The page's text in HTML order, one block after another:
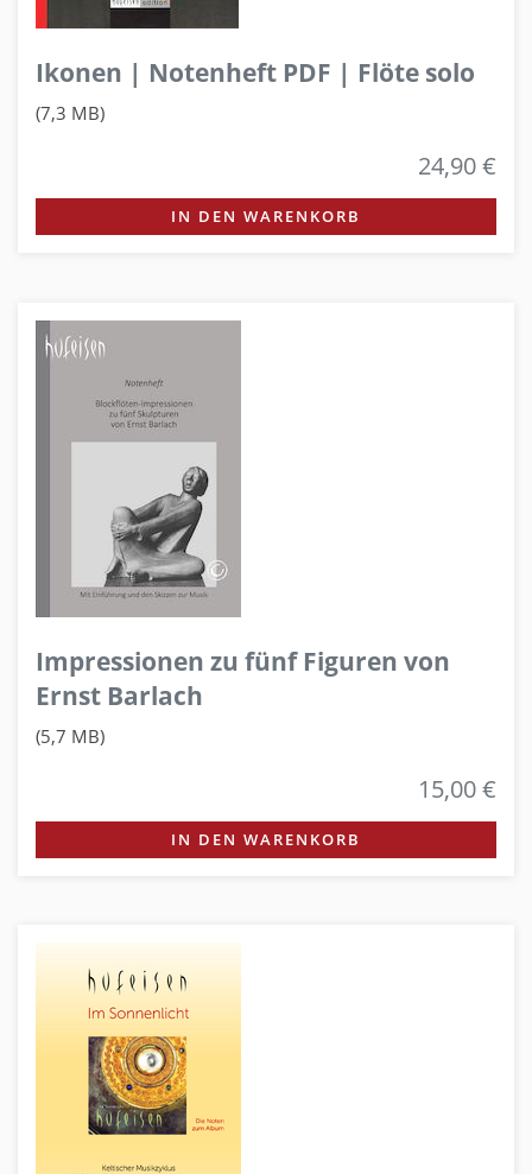
Ikonen | Notenheft PDF | Flöte solo
(7,3 MB)
24,90 €
IN DEN WARENKORB
Impressionen zu fünf Figuren von
Ernst Barlach
(5,7 MB)
15,00 €
IN DEN WARENKORB